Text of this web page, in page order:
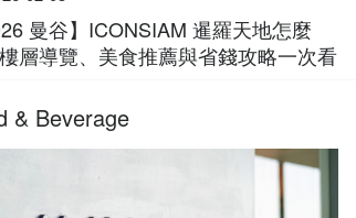
曼谷】ICONSIAM 暹羅天地怎麼
層導覽、美食推薦與省錢攻略一次看
& Beverage